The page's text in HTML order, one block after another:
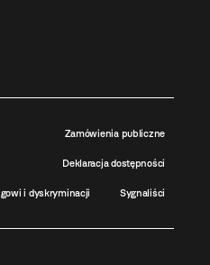
Zamówienia publiczne
Deklaracja dostępności
i dyskryminacji Sygnaliści